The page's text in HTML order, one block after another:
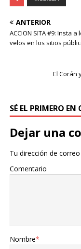
ANTERIOR
ACCION SITA #9: Insta
velos en los sitios
El Corán
SÉ EL PRIMERO
Dejar una
Tu dirección de
Comentario
Nombre*